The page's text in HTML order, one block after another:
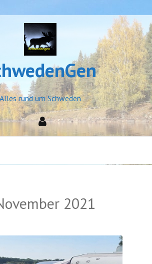
Alles rund um Schweden
2021